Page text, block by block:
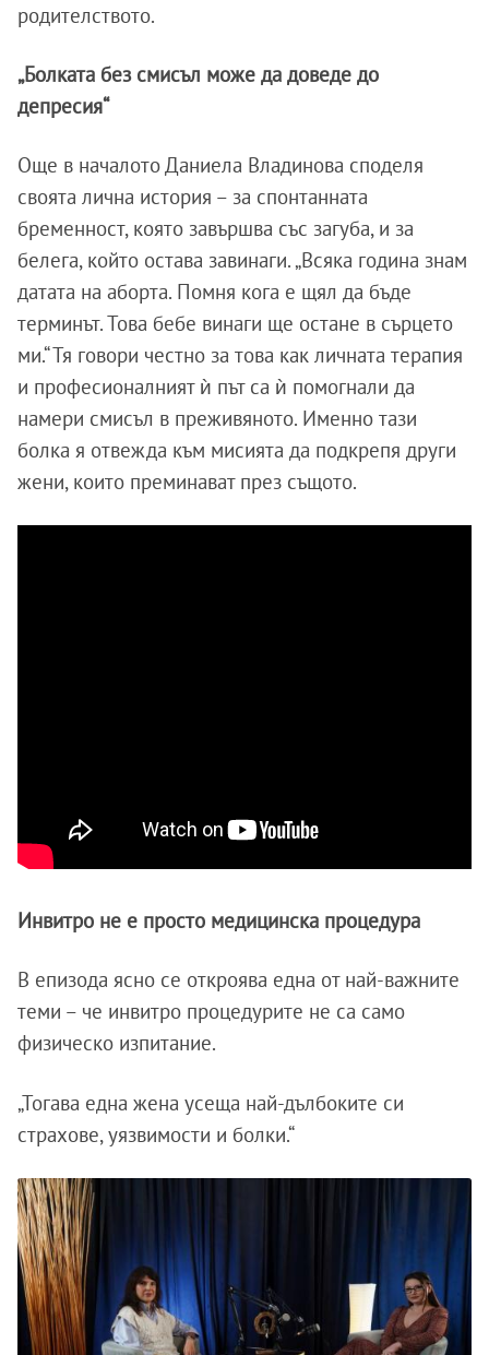
родителството.
„Болката без смисъл може да доведе до
депресия“
Още в началото Даниела Владинова споделя
своята лична история – за спонтанната
бременност, която завършва със загуба, и за
белега, който остава завинаги. „Всяка година знам
датата на аборта. Помня кога е щял да бъде
терминът. Това бебе винаги ще остане в сърцето
ми.“ Тя говори честно за това как личната терапия
и професионалният ѝ път са ѝ помогнали да
намери смисъл в преживяното. Именно тази
болка я отвежда към мисията да подкрепя други
жени, които преминават през същото.
Инвитро не е просто медицинска процедура
В епизода ясно се откроява една от най-важните
теми – че инвитро процедурите не са само
физическо изпитание.
„Тогава една жена усеща най-дълбоките си
страхове, уязвимости и болки.“